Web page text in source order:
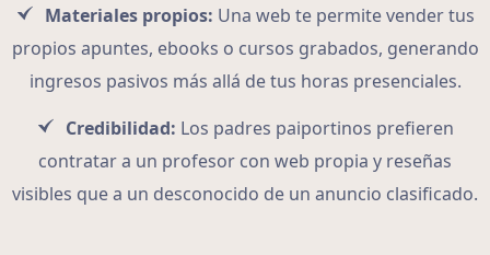
Materiales propios: Una web te permite vender tus
propios apuntes, ebooks o cursos grabados, generando
ingresos pasivos más allá de tus horas presenciales.
Credibilidad: Los padres paiportinos prefieren
contratar a un profesor con web propia y reseñas
visibles que a un desconocido de un anuncio clasificado.